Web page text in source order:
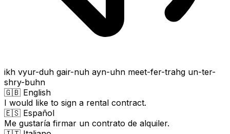
ikh vyur-duh gair-nuh ayn-uhn meet-fer-trahg un-ter-
shry-buhn
🇬🇧 English
I would like to sign a rental contract.
🇪🇸 Español
Me gustaría firmar un contrato de alquiler.